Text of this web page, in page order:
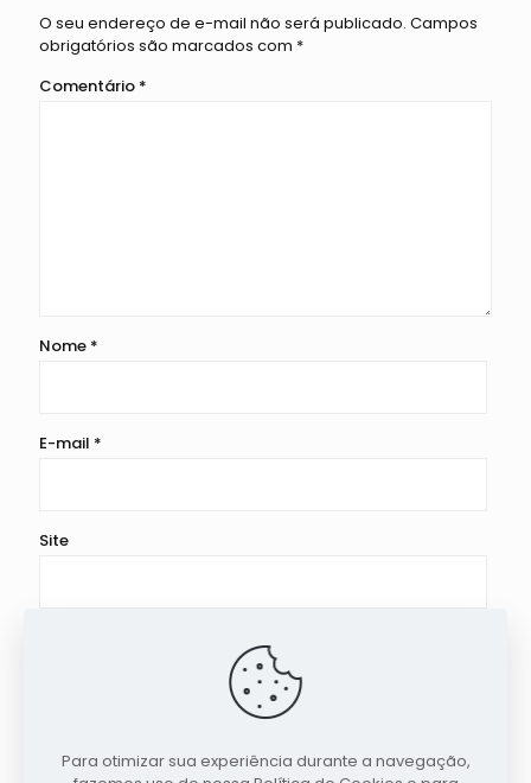
O seu endereço de e-mail não será publicado. Campos
obrigatórios são marcados com *
Comentário *
Nome *
E-mail *
Site
Salvar meus dados neste navegador para a próxima
Para otimizar sua experiência durante a navegação,